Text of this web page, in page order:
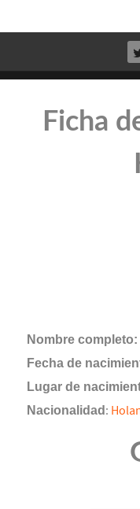
Ficha
Nombre completo:
Fecha de
Lugar de
Nacionalidad :